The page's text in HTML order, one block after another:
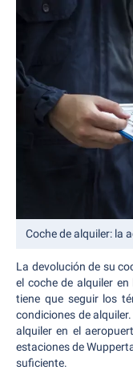
Coche de alquiler: la
La devolución de su
el coche de alquiler
tiene que seguir los
condiciones de
alquiler en el
estaciones de
suficiente.